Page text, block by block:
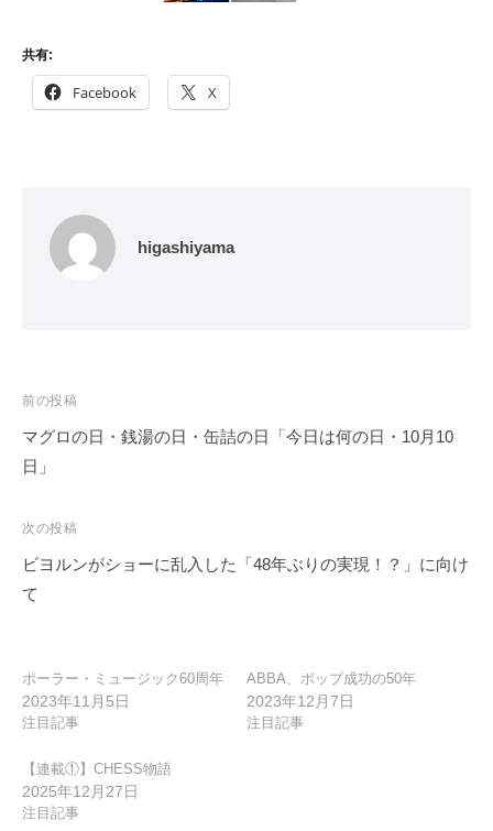
共有:
Facebook X
higashiyama
投
稿
ナ
ゲ
ー
シ
前の投稿
マグロの日・銭湯の日・缶詰の日「今日は何の日・10月10
日」
次の投稿
ビヨルンがショーに乱入した「48年ぶりの実現！？」に向け
て
ポーラー・ミュージック60周年
2023年11月5日
注目記事
ABBA、ポップ成功の50年
2023年12月7日
注目記事
【連載①】CHESS物語
2025年12月27日
注目記事